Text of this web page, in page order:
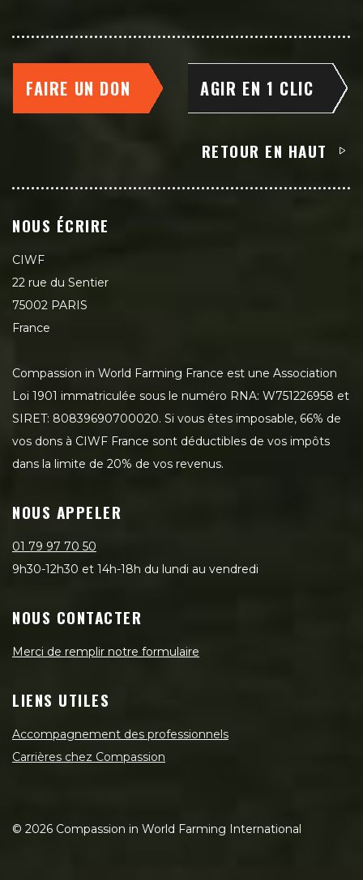
FAIRE UN DON AGIR EN 1 CLIC
RETOUR EN HAUT
NOUS ÉCRIRE
CIWF
22 rue du Sentier
75002 PARIS
France
Compassion in World Farming France est une Association
Loi 1901 immatriculée sous le numéro RNA: W751226958 et
SIRET: 80839690700020. Si vous êtes imposable, 66% de
vos dons à CIWF France sont déductibles de vos impôts
dans la limite de 20% de vos revenus.
NOUS APPELER
01 79 97 70 50
9h30-12h30 et 14h-18h du lundi au vendredi
NOUS CONTACTER
Merci de remplir notre formulaire
LIENS UTILES
Accompagnement des professionnels
Carrières chez Compassion
© 2026 Compassion in World Farming International